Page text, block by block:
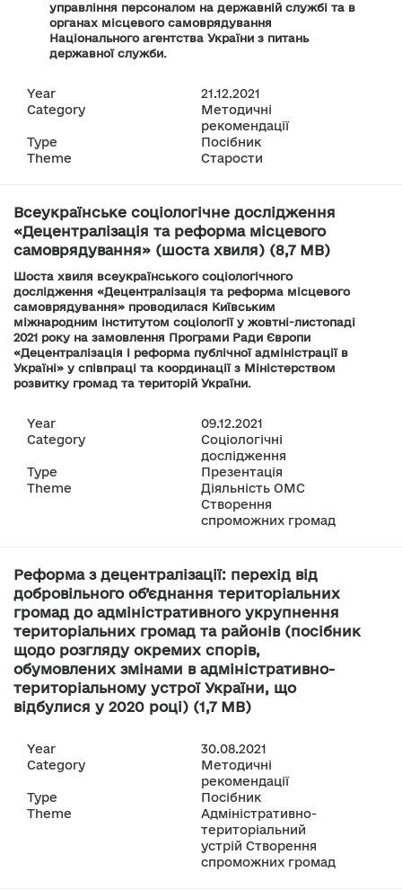
управління персоналом на державній службі та в
органах місцевого самоврядування
Національного агентства України з питань
державної служби.
Year
21.12.2021
Category
Методичні
рекомендації
Type
Посібник
Theme
Старости
Всеукраїнське соціологічне дослідження
«Децентралізація та реформа місцевого
самоврядування» (шоста хвиля) (8,7 MB)
Шоста хвиля всеукраїнського соціологічного
дослідження «Децентралізація та реформа місцевого
самоврядування» проводилася Київським
міжнародним інститутом соціології у жовтні-листопаді
2021 року на замовлення Програми Ради Європи
«Децентралізація і реформа публічної адміністрації в
Україні» у співпраці та координації з Міністерством
розвитку громад та територій України.
Year
09.12.2021
Category
Соціологічні
дослідження
Type
Презентація
Theme
Діяльність ОМС
Створення
спроможних громад
Реформа з децентралізації: перехід від
добровільного об’єднання територіальних
громад до адміністративного укрупнення
територіальних громад та районів (посібник
щодо розгляду окремих спорів,
обумовлених змінами в адміністративно-
територіальному устрої України, що
відбулися у 2020 році) (1,7 MB)
Year
30.08.2021
Category
Методичні
рекомендації
Type
Посібник
Theme
Адміністративно-
територіальний
устрій Створення
спроможних громад